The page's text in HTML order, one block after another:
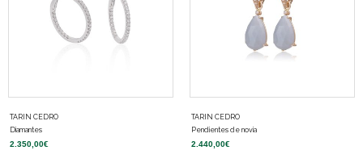
TARIN CEDRO
Diamantes
2.350,00€
TARIN CEDRO
Pendientes de novia
2.440,00€